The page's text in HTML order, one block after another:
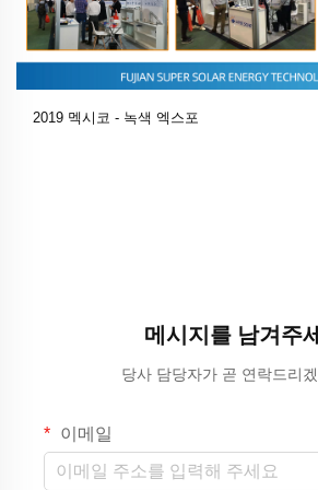
2019 멕시코 - 녹색 엑스포
메시지를 남겨주
당사 담당자가 곧 연락드리
이메일